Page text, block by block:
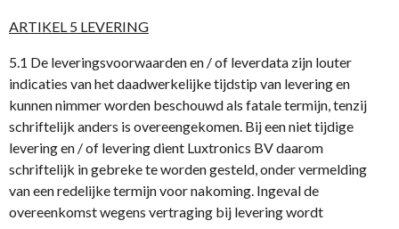
ARTIKEL 5 LEVERING
5.1 De leveringsvoorwaarden en / of leverdata zijn louter
indicaties van het daadwerkelijke tijdstip van levering en
kunnen nimmer worden beschouwd als fatale termijn, tenzij
schriftelijk anders is overeengekomen. Bij een niet tijdige
levering en / of levering dient Luxtronics BV daarom
schriftelijk in gebreke te worden gesteld, onder vermelding
van een redelijke termijn voor nakoming. Ingeval de
overeenkomst wegens vertraging bij levering wordt